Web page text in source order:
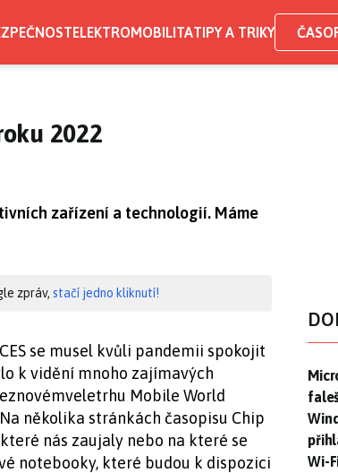
ELEKTROMOBILITATIPY A TRIKY
2022
zařízení a technologií. Máme
zpráv, stačí jedno kliknutí!
se musel kvůli pandemii spokojit
k vidění mnoho zajímavých
Mobile World
několika stránkách časopisu Chip
nás zaujaly nebo na které se
notebooky, které budou k dispozici
Wi-